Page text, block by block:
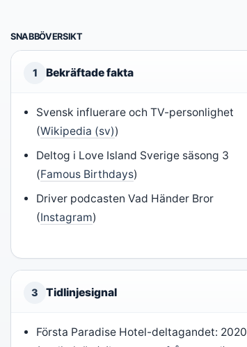
SNABBÖVERSIKT
1 Bekräftade fakta
Svensk influerare och TV-personlighet
(Wikipedia (sv))
Deltog i Love Island Sverige säsong 3
(Famous Birthdays)
Driver podcasten Vad Händer Bror
(Instagram)
3 Tidlinjesignal
Första Paradise Hotel-deltagandet: 2020